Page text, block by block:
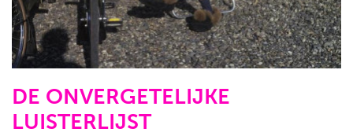
DE ONVERGETELIJKE
LUISTERLIJST